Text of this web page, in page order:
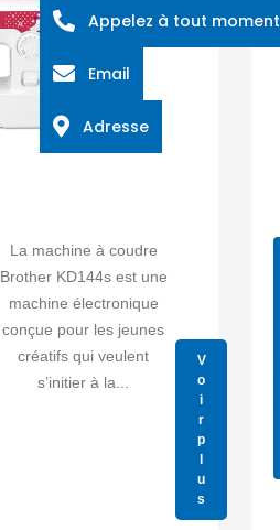
La machine à coudre
Brother KD144s est une
machine électronique
conçue pour les jeunes
créatifs qui veulent
s’initier à la...
V
o
i
r
p
l
u
s
Appelez à tout moment
Email
Adresse